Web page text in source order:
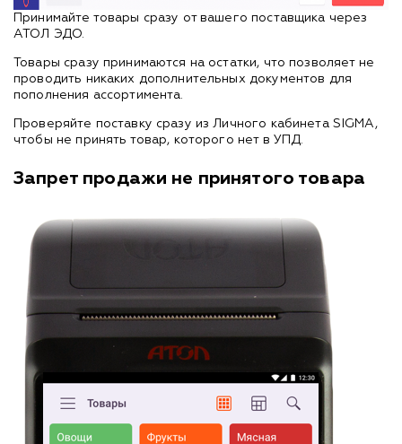
Принимайте товары сразу от вашего поставщика через
АТОЛ ЭДО.
Товары сразу принимаются на остатки, что позволяет не
проводить никаких дополнительных документов для
пополнения ассортимента.
Проверяйте поставку сразу из Личного кабинета SIGMA,
чтобы не принять товар, которого нет в УПД.
Запрет продажи не принятого товара